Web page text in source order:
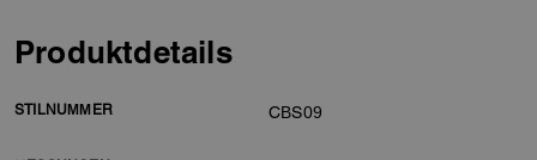
Produktdetails
STILNUMMER CBS09